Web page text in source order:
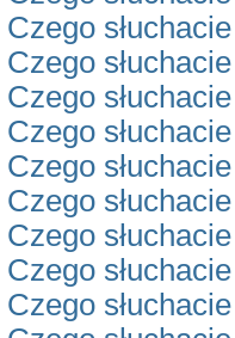
Czego
Czego
Czego
Czego
Czego
Czego
Czego
Czego
Czego